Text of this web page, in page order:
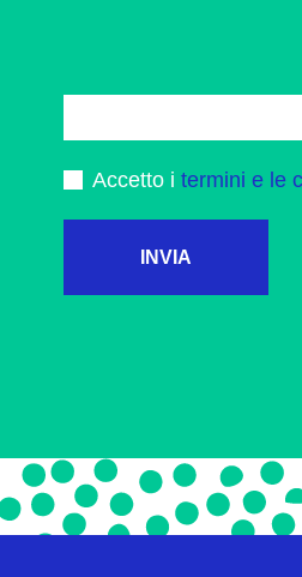
Accetto i termini e le
INVIA